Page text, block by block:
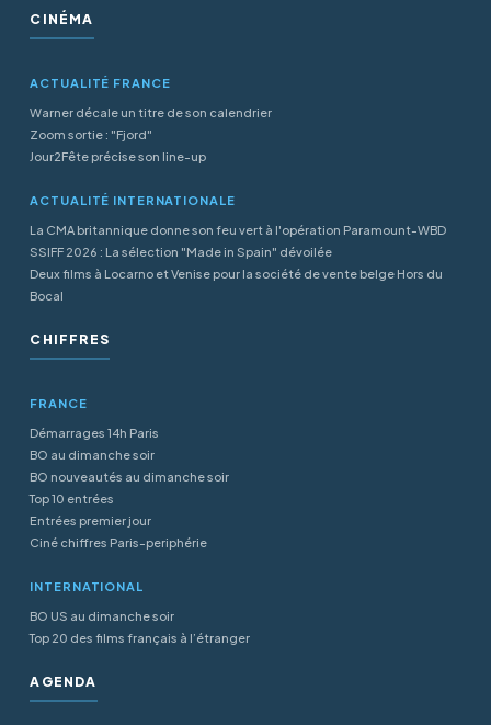
CINÉMA
ACTUALITÉ FRANCE
Warner décale un titre de son calendrier
Zoom sortie : "Fjord"
Jour2Fête précise son line-up
ACTUALITÉ INTERNATIONALE
La CMA britannique donne son feu vert à l'opération Paramount-WBD
SSIFF 2026 : La sélection "Made in Spain" dévoilée
Deux films à Locarno et Venise pour la société de vente belge Hors du
Bocal
CHIFFRES
FRANCE
Démarrages 14h Paris
BO au dimanche soir
BO nouveautés au dimanche soir
Top 10 entrées
Entrées premier jour
Ciné chiffres Paris-periphérie
INTERNATIONAL
BO US au dimanche soir
Top 20 des films français à l’étranger
AGENDA